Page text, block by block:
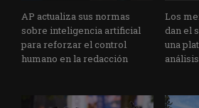
AP actualiza sus normas
sobre inteligencia artificial
para reforzar el control
humano en la redacción
Los
dan el
una
análisis